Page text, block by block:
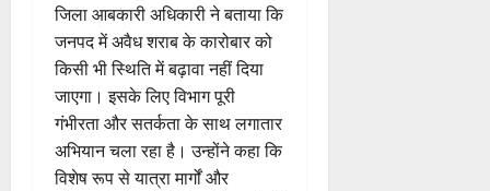
जिला आबकारी अधिकारी ने बताया कि
जनपद में अवैध शराब के कारोबार को
किसी भी स्थिति में बढ़ावा नहीं दिया
जाएगा। इसके लिए विभाग पूरी
गंभीरता और सतर्कता के साथ लगातार
अभियान चला रहा है। उन्होंने कहा कि
विशेष रूप से यात्रा मार्गों और